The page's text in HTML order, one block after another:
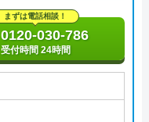
まずは電話相談！
0120-030-786
受付時間 24時間